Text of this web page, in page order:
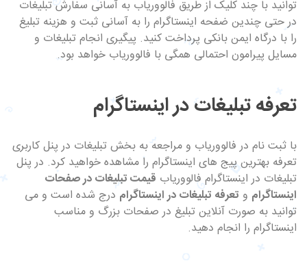
توانید با چند کلیک از طریق فالووریاب به آسانی سفارش تبلیغات
در حتی چندین ضفحه اینستاگرام را به آسانی ثبت و هزینه تبلیغ
را با درگاه ایمن بانکی پرداخت کنید. پیگیری انجام تبلیغات و
مسایل پیرامون احتمالی همگی با فالووریاب خواهد بود.
تعرفه تبلیغات در اینستاگرام
با ثبت نام در فالووریاب و مراجعه به بخش تبلیغات در پنل کاربری
تعرفه بهترین پیج های اینستاگرام را مشاهده خواهید کرد. در پنل
تبلیغات در اینستاگرام فالووریاب قیمت تبلیغات در صفحات
اینستاگرام و تعرفه تبلیغات در اینستاگرام درج شده است و می
توانید به صورت آنلاین تبلیغ در صفحات بزرگ و مناسب
اینستاگرام را انجام دهید.